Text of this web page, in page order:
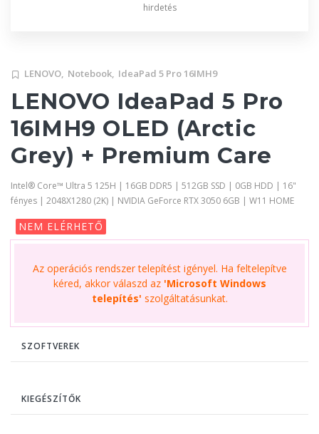
hirdetés
LENOVO, Notebook, IdeaPad 5 Pro 16IMH9
LENOVO IdeaPad 5 Pro
16IMH9 OLED (Arctic
Grey) + Premium Care
Intel® Core™ Ultra 5 125H | 16GB DDR5 | 512GB SSD | 0GB HDD | 16"
fényes | 2048X1280 (2K) | NVIDIA GeForce RTX 3050 6GB | W11 HOME
NEM ELÉRHETŐ
Az operációs rendszer telepítést igényel. Ha feltelepítve
kéred, akkor válaszd az 'Microsoft Windows
telepítés' szolgáltatásunkat.
SZOFTVEREK
KIEGÉSZÍTŐK